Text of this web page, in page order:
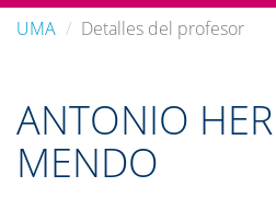
UMA
Detalles del profesor
ANTONIO
MENDO